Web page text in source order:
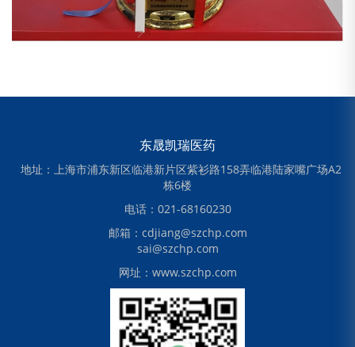
东晟凯瑞医药
地址：上海市浦东新区临港新片区紫衫路158弄临港陆家嘴广场A2
栋6楼
电话：021-68160230
邮箱：cdjiang@szchp.com
sai@szchp.com
网址：www.szchp.com